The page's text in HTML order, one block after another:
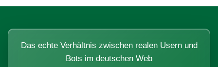
Das echte Verhältnis zwischen realen Usern und
Bots im deutschen Web